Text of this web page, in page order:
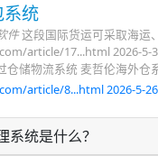
统
件这段国际货运可采取海运
article/17...html 2026-5-
仓储物流系统 麦哲伦海外仓
article/8...html 2026-5-26
系统是什么？